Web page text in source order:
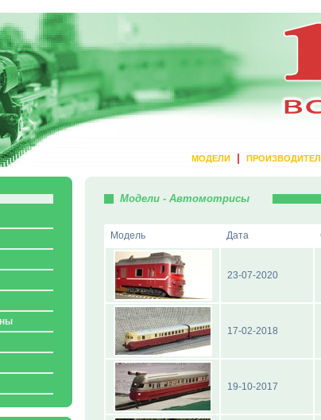
МОДЕЛИ
|
Модели - Автомотрисы
Модель Дата
23-07-2020
17-02-2018
19-10-2017